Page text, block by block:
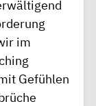
im
Gefühlen